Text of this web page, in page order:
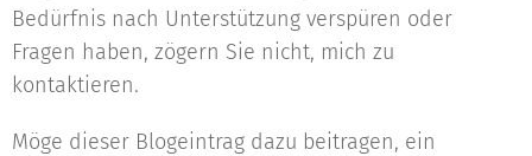
Bedürfnis nach Unterstützung verspüren oder
Fragen haben, zögern Sie nicht, mich zu
kontaktieren.
Möge dieser Blogeintrag dazu beitragen, ein